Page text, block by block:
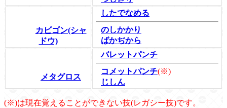
カビゴン(シャ
ドウ)
したでなめる
のしかかり
ばかぢから
メタグロス
バレットパンチ
コメットパンチ(※)
じしん
(※)は現在覚えることができない技(レガシー技)です。